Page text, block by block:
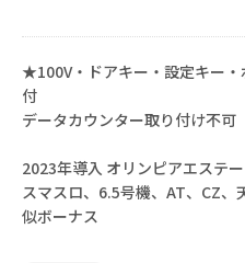
★100V・ドアキー・設定キー
付
データカウンター取り付け不可
2023年導入 オリンピアエステ
スマスロ、6.5号機、AT、CZ
似ボーナス